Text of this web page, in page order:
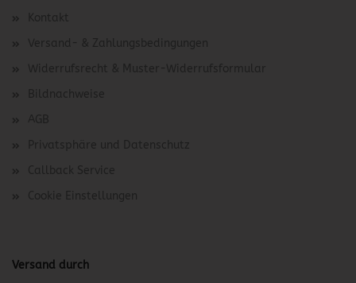
Kontakt
Versand- & Zahlungsbedingungen
Widerrufsrecht & Muster-Widerrufsformular
Bildnachweise
AGB
Privatsphäre und Datenschutz
Callback Service
Cookie Einstellungen
Versand durch